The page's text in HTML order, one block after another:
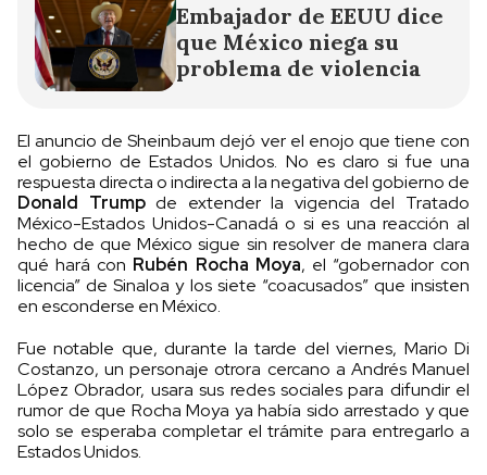
Embajador de EEUU dice
que México niega su
problema de violencia
El anuncio de Sheinbaum dejó ver el enojo que tiene con
el gobierno de Estados Unidos. No es claro si fue una
respuesta directa o indirecta a la negativa del gobierno de
Donald Trumpde extender la vigencia del Tratado
México-Estados Unidos-Canadá o si es una reacción al
hecho de que México sigue sin resolver de manera clara
qué hará con Rubén Rocha Moya, el “gobernador con
licencia” de Sinaloa y los siete “coacusados” que insisten
en esconderse en México.
Fue notable que, durante la tarde del viernes, Mario Di
Costanzo, un personaje otrora cercano a Andrés Manuel
López Obrador, usara sus redes sociales para difundir el
rumor de que Rocha Moya ya había sido arrestado y que
solo se esperaba completar el trámite para entregarlo a
Estados Unidos.